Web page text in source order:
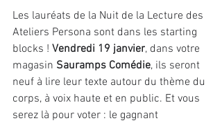
Les lauréats de la Nuit de la Lecture des
Ateliers Persona sont dans les starting
blocks ! Vendredi 19 janvier, dans votre
magasin Sauramps Comédie, ils seront
neuf à lire leur texte autour du thème du
corps, à voix haute et en public. Et vous
serez là pour voter : le gagnant